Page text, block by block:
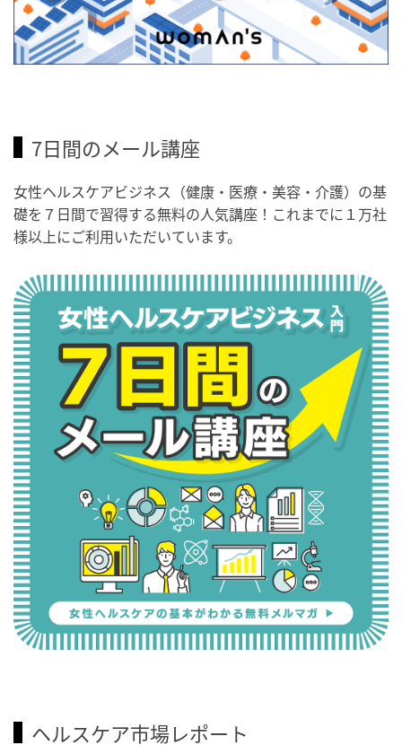
7日間のメール講座
女性ヘルスケアビジネス（健康・医療・美容・介護）の基
礎を７日間で習得する無料の人気講座！これまでに１万社
様以上にご利用いただいています。
ヘルスケア市場レポート